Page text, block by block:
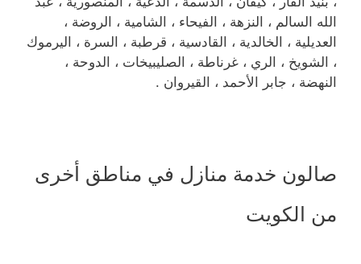
الله السالم ، النزهة ، الفيحاء ، الشامية ، الروضة ،
العديلية ، الخالدية ، القادسية ، قرطبة ، السرة ، اليرموك
، الشويخ ، الري ، غرناطة ، الصليبيخات ، الدوحة ،
النهضة ، جابر الأحمد ، القيروان .
صالون خدمة منازل في مناطق أخرى
من الكويت